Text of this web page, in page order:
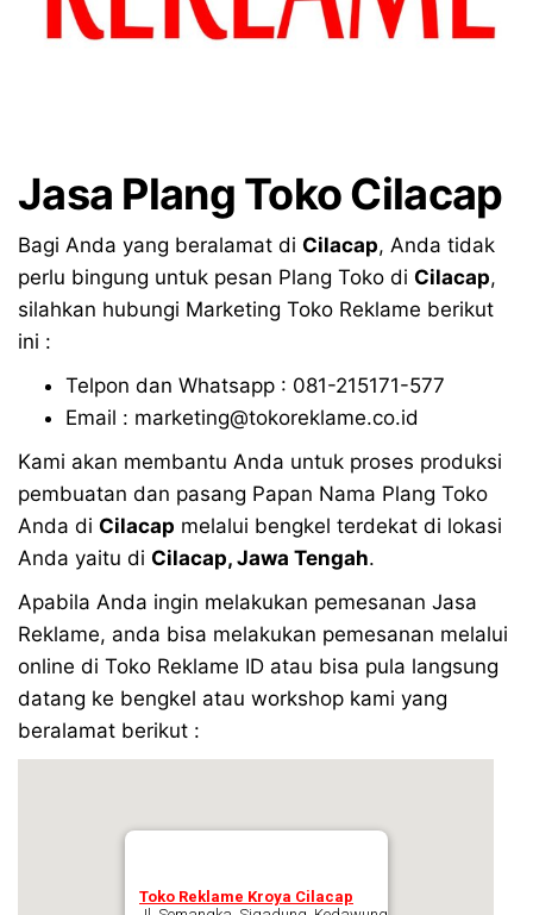
Jasa Plang Toko Cilacap
Bagi Anda yang beralamat di Cilacap, Anda tidak
perlu bingung untuk pesan Plang Toko di Cilacap,
silahkan hubungi Marketing Toko Reklame berikut
ini :
Telpon dan Whatsapp : 081-215171-577
Email : marketing@tokoreklame.co.id
Kami akan membantu Anda untuk proses produksi
pembuatan dan pasang Papan Nama Plang Toko
Anda di Cilacap melalui bengkel terdekat di lokasi
Anda yaitu di Cilacap, Jawa Tengah.
Apabila Anda ingin melakukan pemesanan Jasa
Reklame, anda bisa melakukan pemesanan melalui
online di Toko Reklame ID atau bisa pula langsung
datang ke bengkel atau workshop kami yang
beralamat berikut :
Toko Reklame Kroya Cilacap